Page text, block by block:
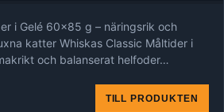
i Gelé 60x85 g – näringsrik och
katter Whiskas Classic Måltider i
och balanserat helfoder…
TILL PRODUKTEN